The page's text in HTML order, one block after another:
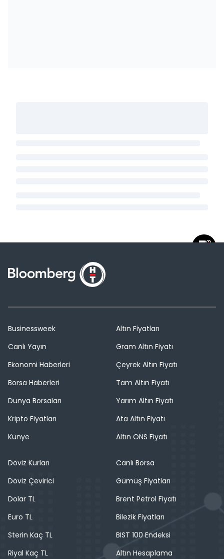
Businessweek
Canlı Yayın
Ekonomi Haberleri
Borsa Haberleri
Dünya Borsaları
Kripto Fiyatları
Künye
Altın Fiyatları
Gram Altın Fiyatı
Çeyrek Altın Fiyatı
Tam Altın Fiyatı
Yarım Altın Fiyatı
Ata Altın Fiyatı
Altın ONS Fiyatı
Döviz Kurları
Döviz Çevirici
Dolar TL
Euro TL
Sterin Kaç TL
Riyal Kaç TL
Canlı Borsa
Gümüş Fiyatları
Brent Petrol Fiyatı
Bilezik Fiyatları
BIST 100 Endeksi
Altın Hesaplama